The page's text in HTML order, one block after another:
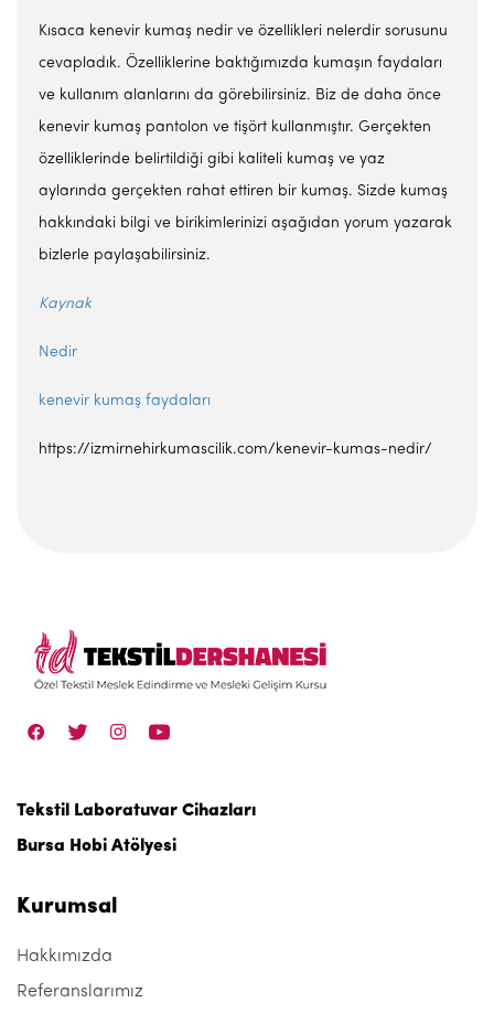
Kısaca kenevir kumaş nedir ve özellikleri nelerdir sorusunu
cevapladık. Özelliklerine baktığımızda kumaşın faydaları
ve kullanım alanlarını da görebilirsiniz. Biz de daha önce
kenevir kumaş pantolon ve tişört kullanmıştır. Gerçekten
özelliklerinde belirtildiği gibi kaliteli kumaş ve yaz
aylarında gerçekten rahat ettiren bir kumaş. Sizde kumaş
hakkındaki bilgi ve birikimlerinizi aşağıdan yorum yazarak
bizlerle paylaşabilirsiniz.
Kaynak
Nedir
kenevir kumaş faydaları
https://izmirnehirkumascilik.com/kenevir-kumas-nedir/
Tekstil Laboratuvar Cihazları
Bursa Hobi Atölyesi
Kurumsal
Hakkımızda
Referanslarımız